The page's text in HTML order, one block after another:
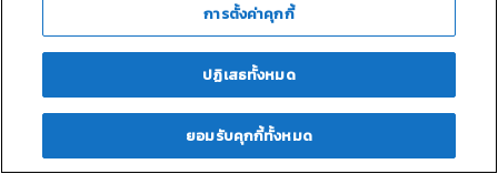
loadingContent
การตั้งค่าคุกกี้
ปฏิเสธทั้งหมด
ยอมรับคุกกี้ทั้งหมด